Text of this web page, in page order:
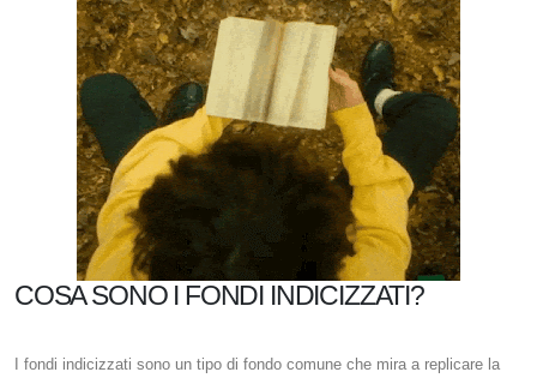
COSA SONO I FONDI INDICIZZATI?
I fondi indicizzati sono un tipo di fondo comune che mira a replicare la